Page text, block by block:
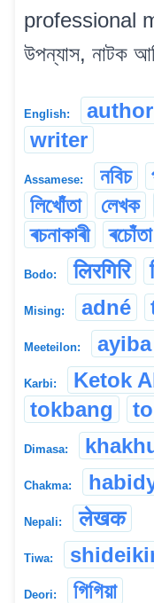
professional
উপন্যাস, নাটক
English: author
writer
Assamese: নবিচ
লিখোঁতা
লেখক
ৰচনাকাৰী
ৰচোঁতা
Bodo: लिरगिरि
Mising: adné
Meeteilon: ayiba
Karbi: Ketok
tokbang
Dimasa:
Chakma:
Nepali: लेखक
Tiwa:
Deori: গিগিয়া